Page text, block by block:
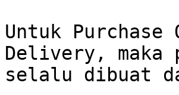
Untuk Purchase
Delivery, maka
selalu dibuat